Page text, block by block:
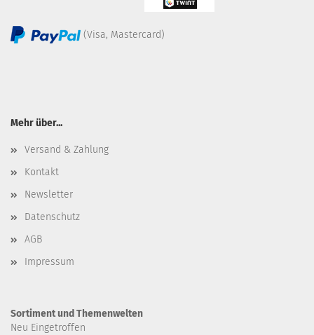
(Visa, Mastercard)
Mehr über...
Versand & Zahlung
Kontakt
Newsletter
Datenschutz
AGB
Impressum
Sortiment und Themenwelten
Neu Eingetroffen